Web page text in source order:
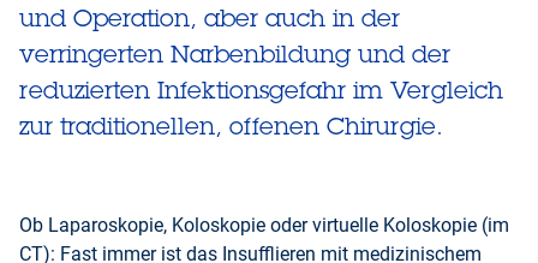
und Operation, aber auch in der
verringerten Narbenbildung und der
reduzierten Infektionsgefahr im Vergleich
zur traditionellen, offenen Chirurgie.
Ob Laparoskopie, Koloskopie oder virtuelle Koloskopie (im
CT): Fast immer ist das Insufflieren mit medizinischem